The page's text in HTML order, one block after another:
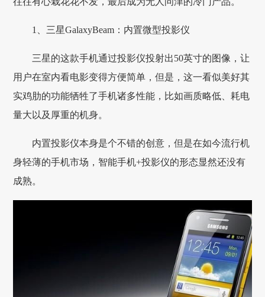
1、三星GalaxyBeam：内置微型投影仪
三星的这款手机通过投影仪投射出50英寸的图像，让
用户在室内看电影变得方便简单，但是，这一看似美好其
实鸡肋的功能牺牲了手机诸多性能，比如画质略低、耗电
量大以及厚重的机身。
内置投影仪本身是个不错的创意，但是在如今流行机
身轻薄的手机市场，智能手机+投影仪的形态显然还没有
成熟。